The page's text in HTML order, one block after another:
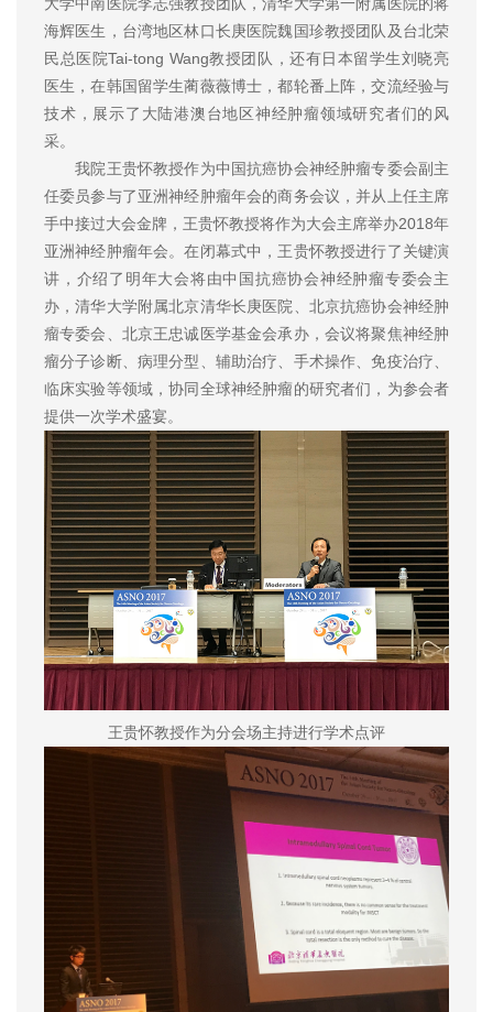
海辉医生，台湾地区林口长庚医院魏国珍教授团队及台北荣
民总医院Tai-tong Wang教授团队，还有日本留学生刘晓亮
医生，在韩国留学生蔺薇薇博士，都轮番上阵，交流经验与
技术，展示了大陆港澳台地区神经肿瘤领域研究者们的风
采。
我院王贵怀教授作为中国抗癌协会神经肿瘤专委会副主
任委员参与了亚洲神经肿瘤年会的商务会议，并从上任主席
手中接过大会金牌，王贵怀教授将作为大会主席举办2018年
亚洲神经肿瘤年会。在闭幕式中，王贵怀教授进行了关键演
讲，介绍了明年大会将由中国抗癌协会神经肿瘤专委会主
办，清华大学附属北京清华长庚医院、北京抗癌协会神经肿
瘤专委会、北京王忠诚医学基金会承办，会议将聚焦神经肿
瘤分子诊断、病理分型、辅助治疗、手术操作、免疫治疗、
临床实验等领域，协同全球神经肿瘤的研究者们，为参会者
提供一次学术盛宴。
王贵怀教授作为分会场主持进行学术点评